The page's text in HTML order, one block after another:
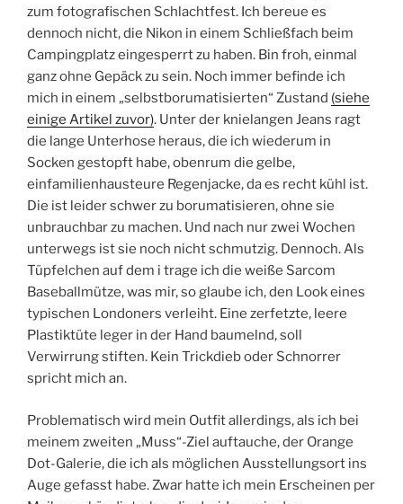
zum fotografischen Schlachtfest. Ich bereue es
dennoch nicht, die Nikon in einem Schließfach beim
Campingplatz eingesperrt zu haben. Bin froh, einmal
ganz ohne Gepäck zu sein. Noch immer befinde ich
mich in einem „selbstborumatisierten“ Zustand (siehe
einige Artikel zuvor). Unter der knielangen Jeans ragt
die lange Unterhose heraus, die ich wiederum in
Socken gestopft habe, obenrum die gelbe,
einfamilienhausteure Regenjacke, da es recht kühl ist.
Die ist leider schwer zu borumatisieren, ohne sie
unbrauchbar zu machen. Und nach nur zwei Wochen
unterwegs ist sie noch nicht schmutzig. Dennoch. Als
Tüpfelchen auf dem i trage ich die weiße Sarcom
Baseballmütze, was mir, so glaube ich, den Look eines
typischen Londoners verleiht. Eine zerfetzte, leere
Plastiktüte leger in der Hand baumelnd, soll
Verwirrung stiften. Kein Trickdieb oder Schnorrer
spricht mich an.
Problematisch wird mein Outfit allerdings, als ich bei
meinem zweiten „Muss“-Ziel auftauche, der Orange
Dot-Galerie, die ich als möglichen Ausstellungsort ins
Auge gefasst habe. Zwar hatte ich mein Erscheinen per